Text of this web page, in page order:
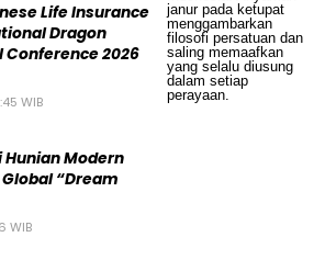
Life Insurance
Dragon
Conference 2026
WIB
Modern
“Dream
WIB